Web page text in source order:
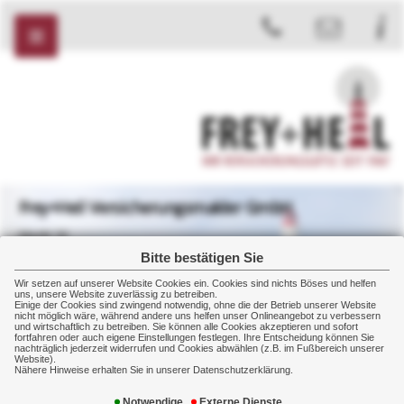
Bitte bestätigen Sie
Wir setzen auf unserer Website Cookies ein. Cookies sind nichts Böses und helfen
uns, unsere Website zuverlässig zu betreiben.
Einige der Cookies sind zwingend notwendig, ohne die der Betrieb unserer Website
nicht möglich wäre, während andere uns helfen unser Onlineangebot zu verbessern
und wirtschaftlich zu betreiben. Sie können alle Cookies akzeptieren und sofort
fortfahren oder auch eigene Einstellungen festlegen. Ihre Entscheidung können Sie
nachträglich jederzeit widerrufen und Cookies abwählen (z.B. im Fußbereich unserer
Website).
Nähere Hinweise erhalten Sie in unserer Datenschutzerklärung.
Frey+Heil Versicherungsmakler GmbH
Markt 32
+49 3761 2007
+49 3761 2008
Gewerbe Manager Absicherung